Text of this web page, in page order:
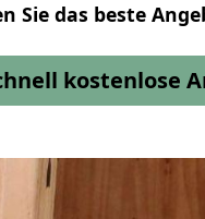
Sie das beste
kostenlose